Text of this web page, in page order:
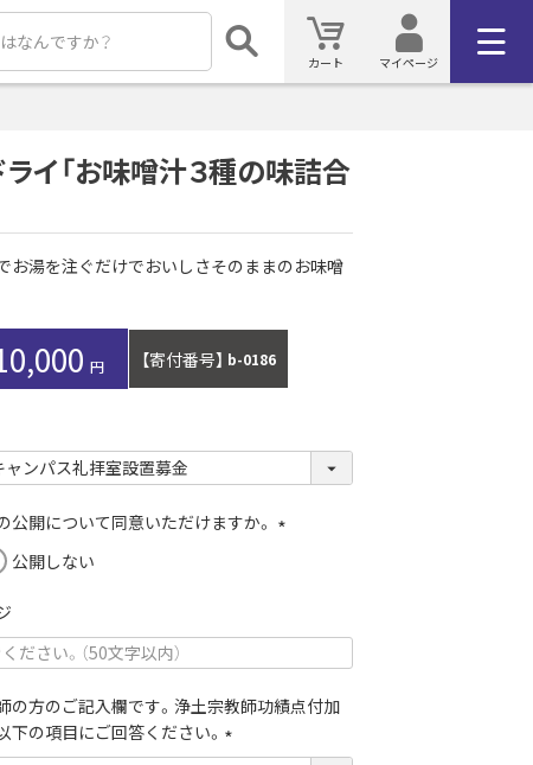
カート マイページ
ライ「お味噌汁３種の味詰合
お湯を注ぐだけでおいしさそのままのお味噌
【寄付番号】 b-0186
公開について同意いただけますか。
)
公開しない
の方のご記入欄です。浄土宗教師功績点付加
下の項目にご回答ください。